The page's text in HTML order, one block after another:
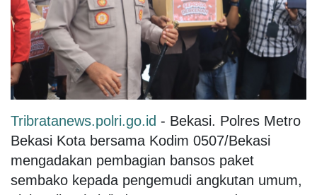
Tribratanews.polri.go.id - Bekasi. Polres Metro
Bekasi Kota bersama Kodim 0507/Bekasi
mengadakan pembagian bansos paket
sembako kepada pengemudi angkutan umum,